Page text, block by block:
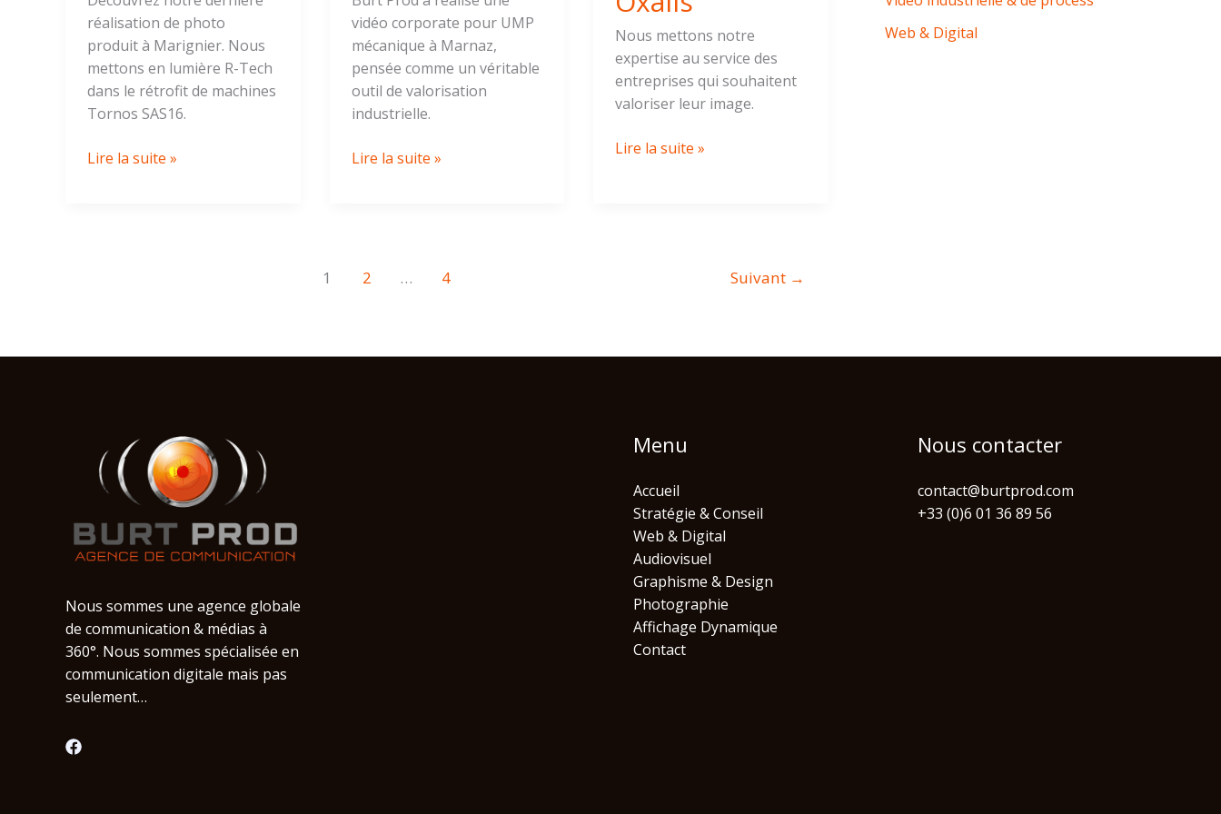
réalisation de photo
produit à Marignier. Nous
mettons en lumière R-Tech
dans le rétrofit de machines
Tornos SAS16.
Lire la suite »
vidéo corporate pour UMP
mécanique à Marnaz,
pensée comme un véritable
outil de valorisation
industrielle.
Lire la suite »
Nous mettons notre
expertise au service des
entreprises qui souhaitent
valoriser leur image.
Lire la suite »
1 2 … 4 Suivant →
Web & Digital
Nous sommes une agence globale
de communication & médias à
360°. Nous sommes spécialisée en
communication digitale mais pas
seulement…
Menu
Accueil
Stratégie & Conseil
Web & Digital
Audiovisuel
Graphisme & Design
Photographie
Affichage Dynamique
Contact
Nous contacter
contact@burtprod.com
+33 (0)6 01 36 89 56